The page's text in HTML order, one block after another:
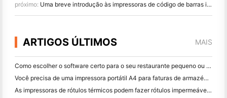
próximo: Uma breve introdução às impressoras de código de barras industriais
ARTIGOS ÚLTIMOS MAIS
Como escolher o software certo para o seu restaurante pequeno ou médio
Você precisa de uma impressora portátil A4 para faturas de armazém? O que realmente funciona
As impressoras de rótulos térmicos podem fazer rótulos impermeáveis ​​para produtos de pequenas empresas?